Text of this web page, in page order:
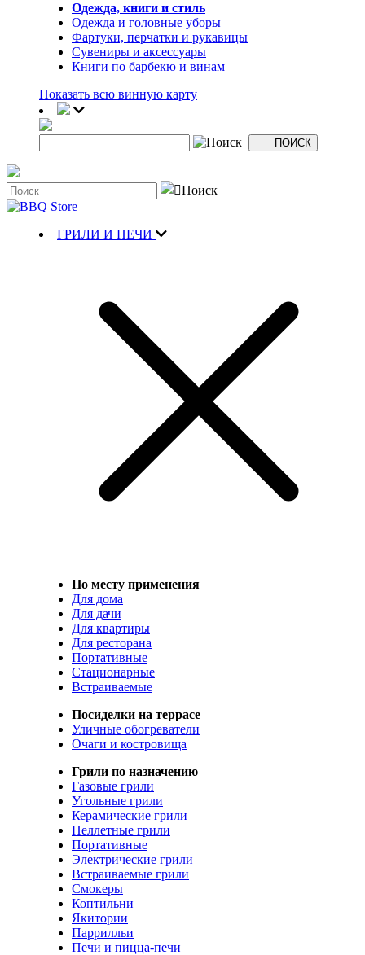
Одежда, книги и стиль
Одежда и головные уборы
Фартуки, перчатки и рукавицы
Сувениры и аксессуары
Книги по барбекю и винам
Показать всю винную карту
ГРИЛИ И ПЕЧИ
По месту применения
Для дома
Для дачи
Для квартиры
Для ресторана
Портативные
Стационарные
Встраиваемые
Посиделки на террасе
Уличные обогреватели
Очаги и костровища
Грили по назначению
Газовые грили
Угольные грили
Керамические грили
Пеллетные грили
Портативные
Электрические грили
Встраиваемые грили
Смокеры
Коптильни
Якитории
Паррилльи
Печи и пицца-печи